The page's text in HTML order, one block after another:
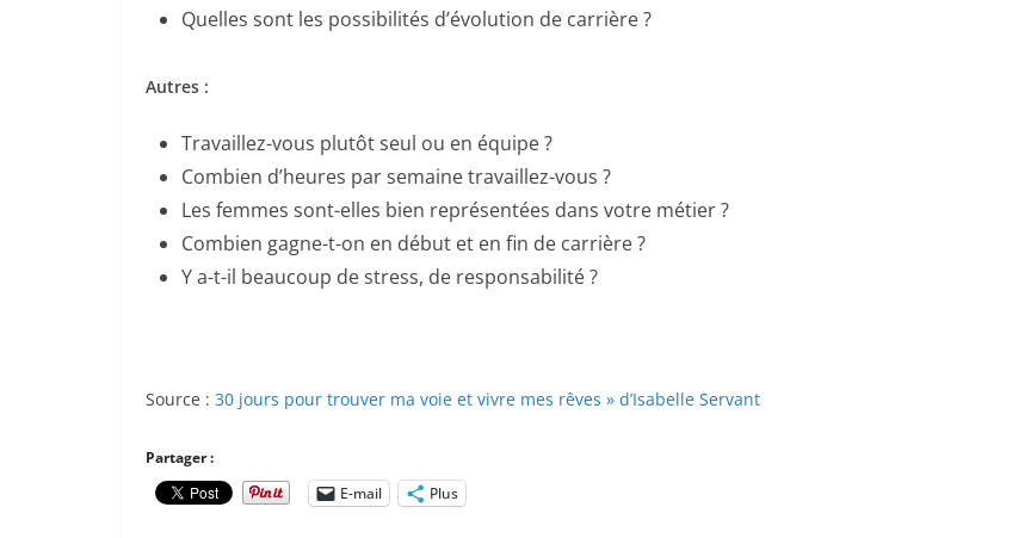
Quelles sont les possibilités d’évolution de carrière ?
Autres :
Travaillez-vous plutôt seul ou en équipe ?
Combien d’heures par semaine travaillez-vous ?
Les femmes sont-elles bien représentées dans votre métier ?
Combien gagne-t-on en début et en fin de carrière ?
Y a-t-il beaucoup de stress, de responsabilité ?
Source : 30 jours pour trouver ma voie et vivre mes rêves » d’Isabelle Servant
Partager :
E-mail
Plus